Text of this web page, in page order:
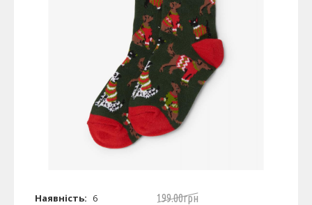
Наявність: 6
199.00грн